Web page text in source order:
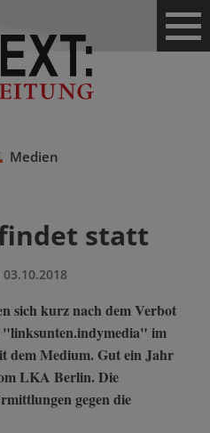
Medien
statt
03.10.2018
sich kurz nach dem Verbot
im
dem Medium. Gut ein Jahr
LKA Berlin. Die
gegen die